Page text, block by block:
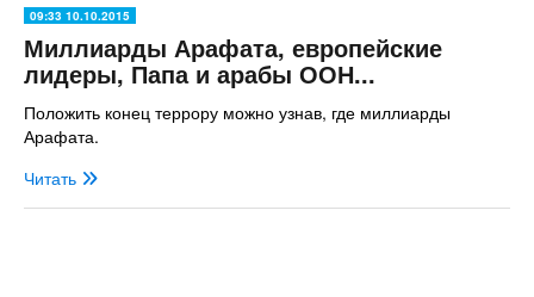
09:33 10.10.2015
Миллиарды Арафата, европейские
лидеры, Папа и арабы ООН...
Положить конец террору можно узнав, где миллиарды
Арафата.
Читать